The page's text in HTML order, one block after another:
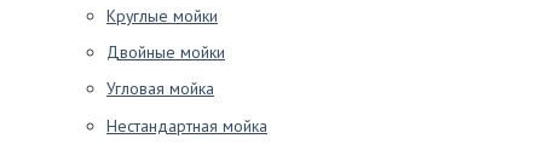
Круглые мойки
Двойные мойки
Угловая мойка
Нестандартная мойка